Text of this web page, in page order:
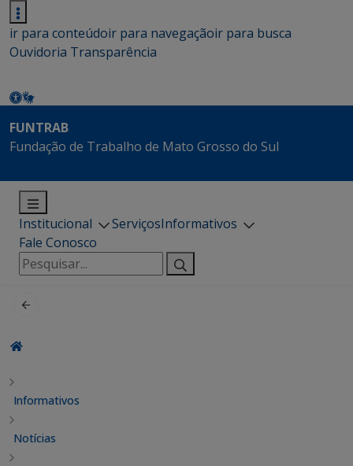
ir para conteúdoir para navegaçãoir para busca
Ouvidoria Transparência
FUNTRAB
Fundação de Trabalho de Mato Grosso do Sul
Institucional ServiçosInformativos
Fale Conosco
Pesquisar
por:
Informativos
Notícias